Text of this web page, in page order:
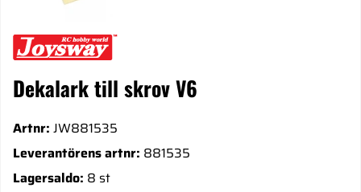
Dekalark till skrov V6
Artnr: JW881535
Leverantörens artnr: 881535
Lagersaldo: 8 st